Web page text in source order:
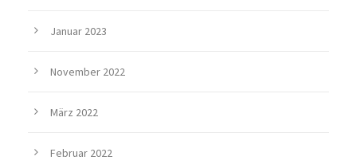
Januar 2023
November 2022
März 2022
Februar 2022